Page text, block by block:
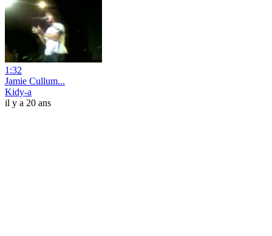
1:32
Jamie Cullum...
Kidy-a
il y a 20 ans